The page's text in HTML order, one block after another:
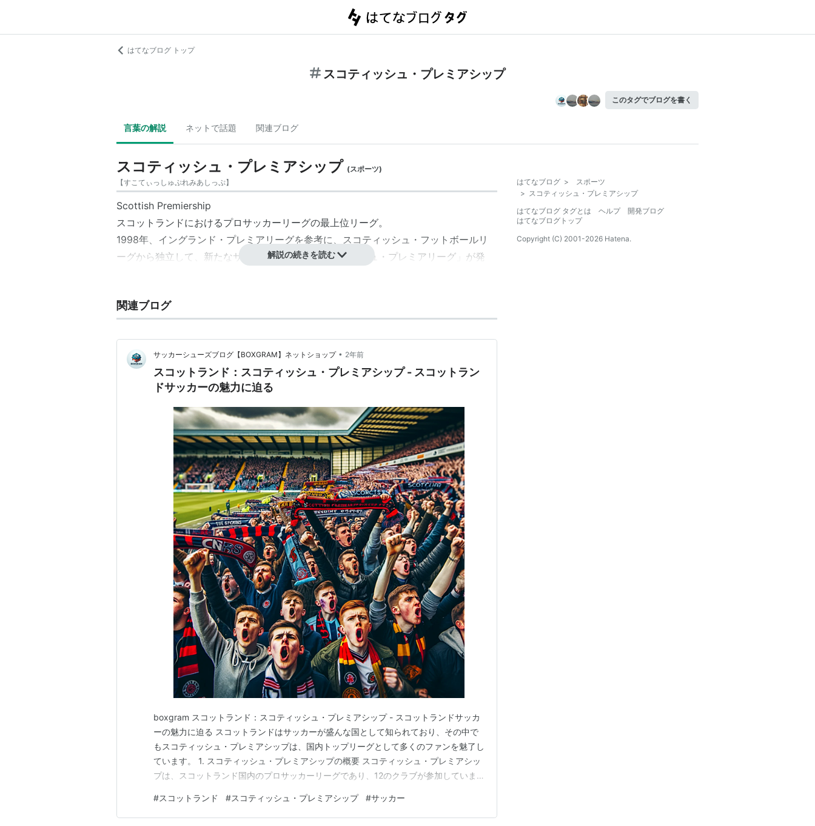
はてなブログ トップ
スコティッシュ・プレミアシップ
このタグでブログを書く
言葉の解説 ネットで話題 関連ブログ
スコティッシュ・プレミアシップ (スポーツ)
【すこてぃっしゅぷれみあしっぷ】
Scottish Premiership
スコットランドにおけるプロサッカーリーグの最上位リーグ。
1998年、イングランド・ プレミアリーグを参考に、スコティッシュ・フットボールリ
ーグから独立して、新たなサッカーリーグ「スコティッシュ・プレミアリーグ 」が発
フェッショナル・フットボールリーグの最上位リーグ、「
歴代成績
スコティッシュ・プレミアリーグ
優勝 2位 3位
グラスゴー・レンジャー
ズFC
セルティックFC セント・ジョンストンFC
グラスゴー・レンジャー
ズFC
セルティックFC
ハート・オブ・ミドロシア
ンFC
セルティックFC
グラスゴー・レンジャーズ
FC
ハイバーニアンFC
セルティックFC
グラスゴー・レンジャーズ
FC
リヴィングストンFC
グラスゴー・レンジャー
ズFC
セルティックFC
ハート・オブ・ミドロシア
ンFC
セルティックFC
グラスゴー・レンジャーズ
FC
ハート・オブ・ミドロシア
ンFC
グラスゴー・レンジャー
セルティックFC ハイバーニアンFC
ンFC
FC
セルティックFC
グラスゴー・レンジャーズ
FC
アバディーンFC
セルティックFC
グラスゴー・レンジャーズ
FC
マザーウェルFC
2008-
グラスゴー・レンジャー
セルティックFC
ハート・オブ・ミドロシア
解説の続きを読む
関連ブログ
サッカーシューズブログ【BOXGRAM】ネットショップ • 2年前
スコットランド：スコティッシュ・プレミアシップ - スコットラン
ドサッカーの魅力に迫る
boxgram スコットランド：スコティッシュ・プレミアシップ - スコットランドサッカ
ーの魅力に迫る スコットランドはサッカーが盛んな国として知られており、その中で
もスコティッシュ・プレミアシップは、国内トップリーグとして多くのファンを魅了し
ています。 1. スコティッシュ・プレミアシップの概要 スコティッシュ・プレミアシッ
プは、スコットランド国内のプロサッカーリーグであり、12のクラブが参加していま
コットランドのサッカー愛好家にとって、このリーグは非常に重要であり、多くの興奮
と感動が待っています。 スコティッシュ…
#スコットランド #スコティッシュ・プレミアシップ #サッカー
はてなブログ >
スポーツ
> スコティッシュ・プレミアシップ
はてなブログ タグとは
ヘルプ
開発ブログ
はてなブログトップ
Copyright (C) 2001-2026 Hatena.